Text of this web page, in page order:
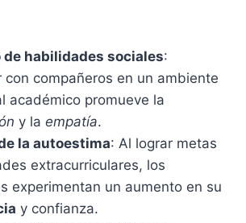
de habilidades sociales:
con compañeros en un ambiente
académico promueve la
y la empatía.
la autoestima: Al lograr metas
extracurriculares, los
experimentan un aumento en su
y confianza.